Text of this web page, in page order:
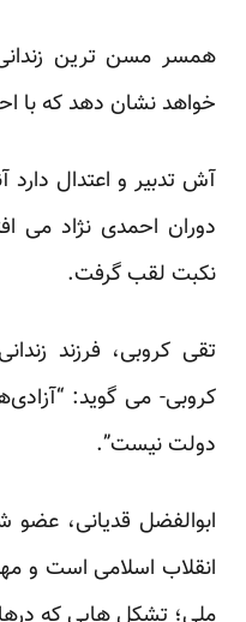
همسر مسن ترین
خواهد نشان دهد که با
آش تدبیر و اعتدال
دوران احمدی نژاد می
نکبت لقب گرفت.
تقی کروبی، فرزند
کروبی- می گوید:
دولت نیست”.
ابوالفضل قدیانی،
انقلاب اسلامی است و